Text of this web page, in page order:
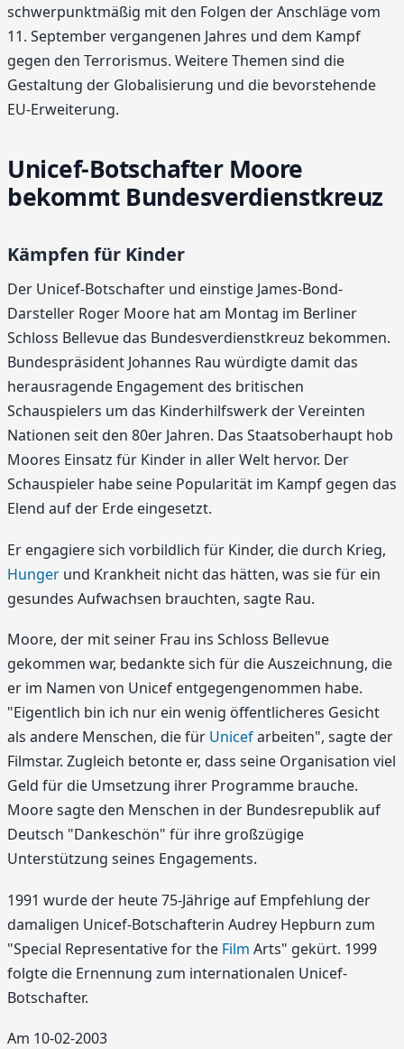
schwerpunktmäßig mit den Folgen der Anschläge vom
11. September vergangenen Jahres und dem Kampf
gegen den Terrorismus. Weitere Themen sind die
Gestaltung der Globalisierung und die bevorstehende
EU-Erweiterung.
Unicef-Botschafter Moore
bekommt Bundesverdienstkreuz
Kämpfen für Kinder
Der Unicef-Botschafter und einstige James-Bond-
Darsteller Roger Moore hat am Montag im Berliner
Schloss Bellevue das Bundesverdienstkreuz bekommen.
Bundespräsident Johannes Rau würdigte damit das
herausragende Engagement des britischen
Schauspielers um das Kinderhilfswerk der Vereinten
Nationen seit den 80er Jahren. Das Staatsoberhaupt hob
Moores Einsatz für Kinder in aller Welt hervor. Der
Schauspieler habe seine Popularität im Kampf gegen das
Elend auf der Erde eingesetzt.
Er engagiere sich vorbildlich für Kinder, die durch Krieg,
Hunger und Krankheit nicht das hätten, was sie für ein
gesundes Aufwachsen brauchten, sagte Rau.
Moore, der mit seiner Frau ins Schloss Bellevue
gekommen war, bedankte sich für die Auszeichnung, die
er im Namen von Unicef entgegengenommen habe.
"Eigentlich bin ich nur ein wenig öffentlicheres Gesicht
als andere Menschen, die für Unicefarbeiten", sagte der
Filmstar. Zugleich betonte er, dass seine Organisation viel
Geld für die Umsetzung ihrer Programme brauche.
Moore sagte den Menschen in der Bundesrepublik auf
Deutsch "Dankeschön" für ihre großzügige
Unterstützung seines Engagements.
1991 wurde der heute 75-Jährige auf Empfehlung der
damaligen Unicef-Botschafterin Audrey Hepburn zum
"Special Representative for the Film Arts" gekürt. 1999
folgte die Ernennung zum internationalen Unicef-
Botschafter.
Am 10-02-2003